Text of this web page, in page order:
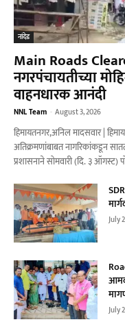
नांदेड
Main Roads
नगरपंचायतीच्या
वाहनधारक आनंदी
NNL Team - August 3, 2026
हिमायतनगर,अनिल मादसवार |
अतिक्रमणांबाबत नागरिकांकडून
प्रशासनाने सोमवारी (दि. ३ ऑगस्ट)
July
July